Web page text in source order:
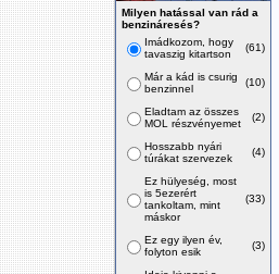
Milyen hatással van rád a
benzináresés?
Imádkozom, hogy
tavaszig kitartson
(61)
Már a kád is csurig
benzinnel
(10)
Eladtam az összes
MOL részvényemet
(2)
Hosszabb nyári
túrákat szervezek
(4)
Ez hülyeség, most
is 5ezerért
tankoltam, mint
máskor
(33)
Ez egy ilyen év,
folyton esik
(3)